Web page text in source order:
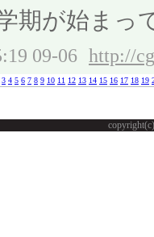
期が始まっ
09-06 http://
3 4 5 6 7 8 9 10 11 12 13 14 15 16 17 18 19